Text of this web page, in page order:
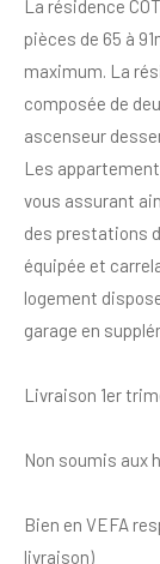
La résidence
pièces de 65 à
maximum. La
composée de
ascenseur
Les
vous assurant
des prestations
équipée et
logement
garage en
Livraison 1er
Non soumis aux
Bien en VEFA
livraison)